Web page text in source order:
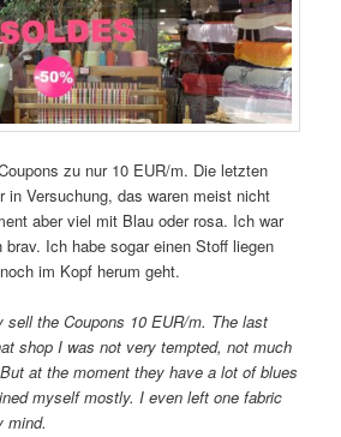
zu nur 10 EUR/m. Die letzten
in Versuchung, das waren meist nicht
aber viel mit Blau oder rosa. Ich war
Ich habe sogar einen Stoff liegen
im Kopf herum geht.
sell the Coupons 10 EUR/m. The last
shop I was not very tempted, not much
at the moment they have a lot of blues
myself mostly. I even left one fabric
mind.